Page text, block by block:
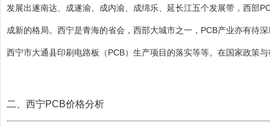
发展出遂南达、成遂渝、成内渝、成绵乐、延长江五个发展带，西部
成新的格局。西宁是青海的省会，西部大城市之一，PCB产业亦有待
西宁市大通县印刷电路板（PCB）生产项目的落实等等。在国家政策
二、西宁PCB价格分析